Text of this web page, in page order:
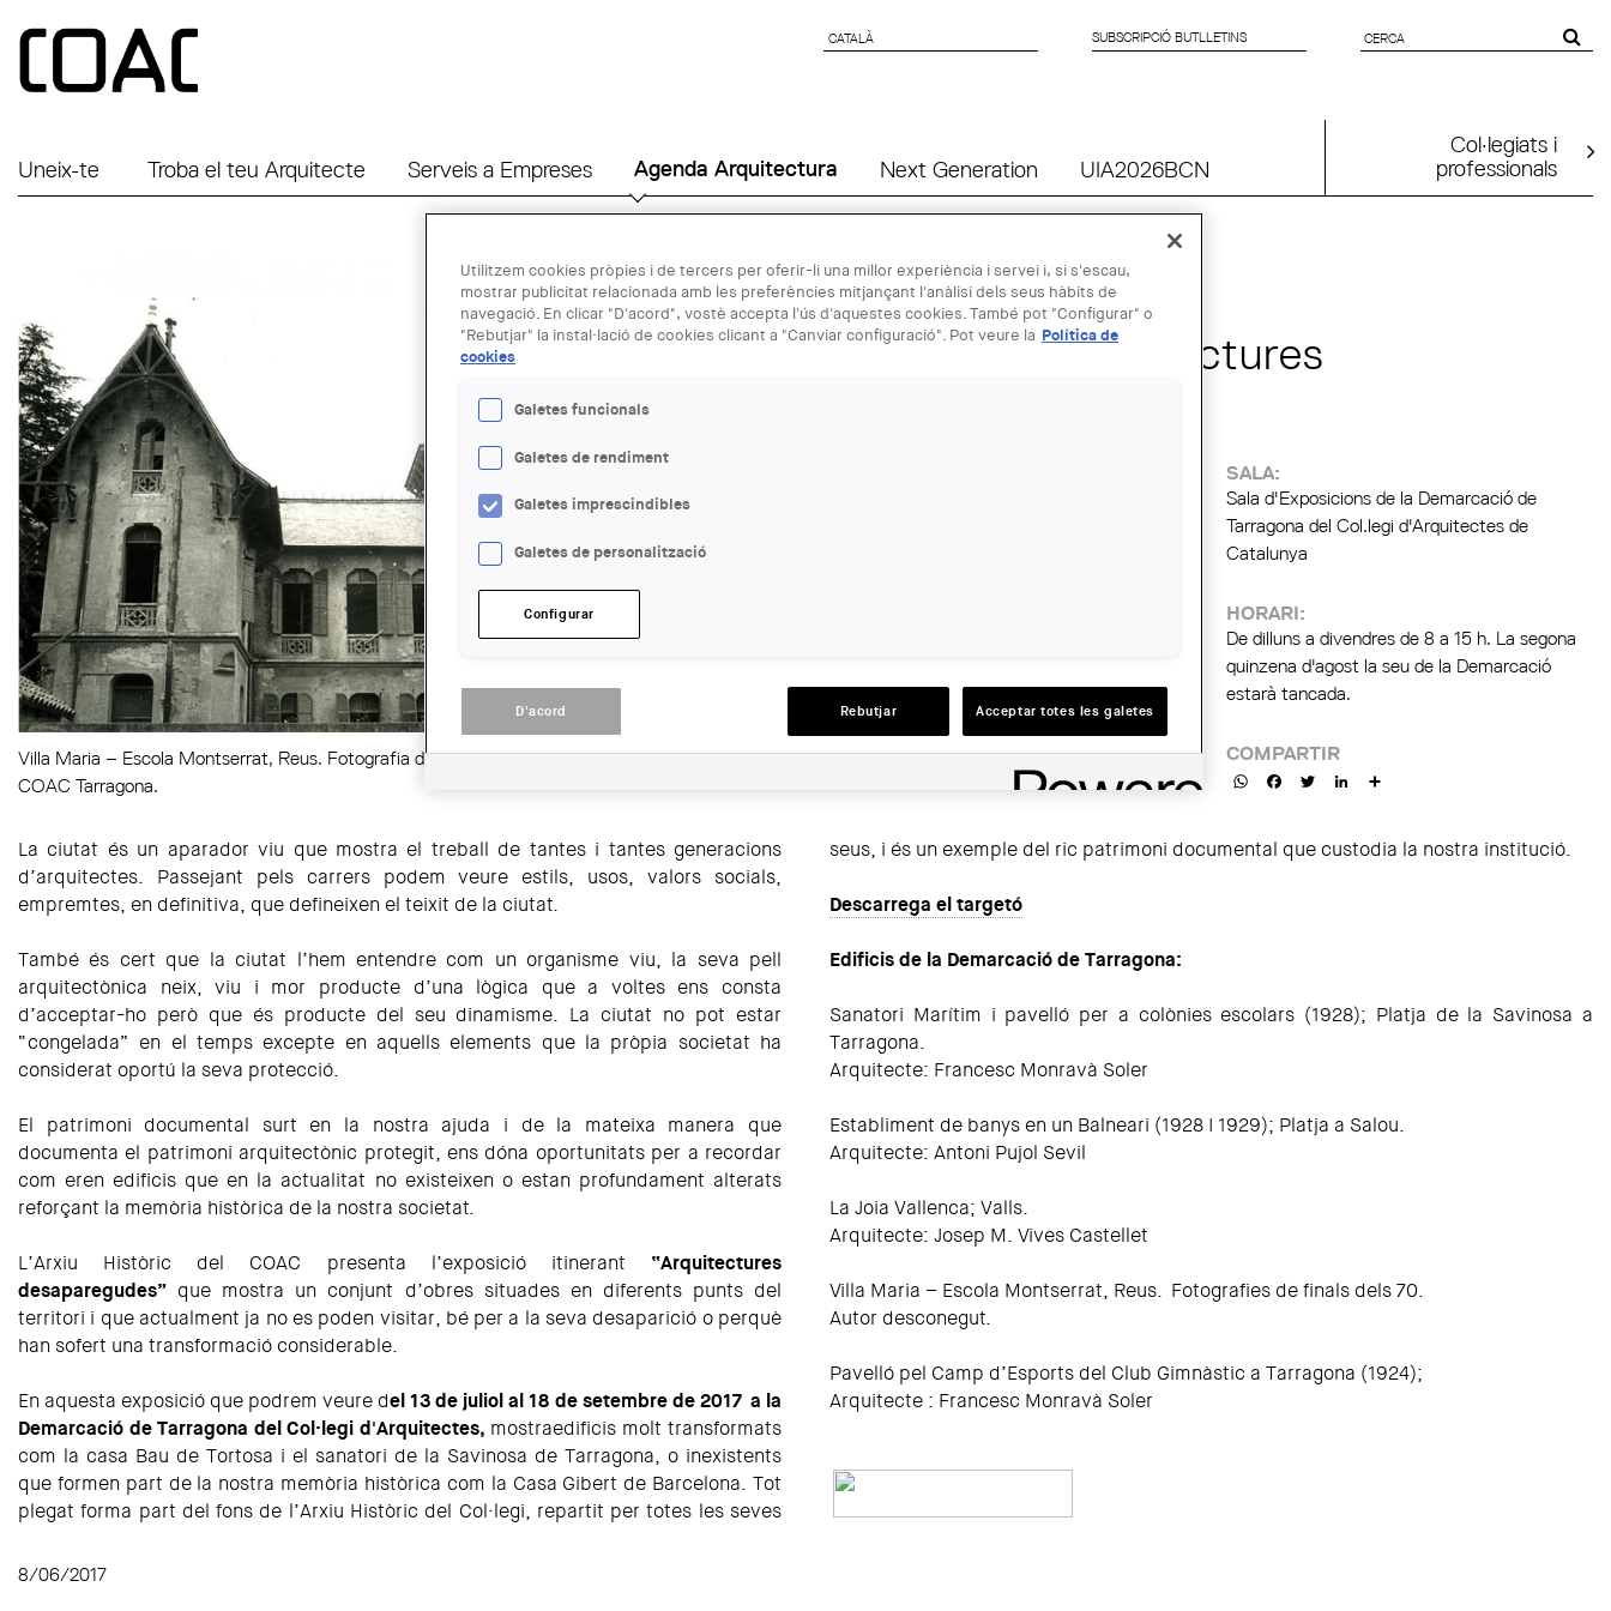
CATALÀ
CATALÀ SUBSCRIPCIÓ BUTLLETINS
DE CERCA
Uneix-te Troba el teu Arquitecte Serveis a Empreses Agenda Arquitectura Next Generation UIA2026BCN
Col·legiats i
professionals
Villa Maria – Escola Montserrat, Reus. Fotografia de finals dels 70. Autor desconegut. Arxiu
COAC Tarragona.
13 JUL - 18 SET
Exposició: "Arquitectures
SALA:
Sala d'Exposicions de la Demarcació de
Tarragona del Col.legi d'Arquitectes de
Catalunya
HORARI:
De dilluns a divendres de 8 a 15 h. La segona
quinzena d'agost la seu de la Demarcació
estarà tancada.
COMPARTIR
WhatsAppFacebookTwitterLinkedIn
La ciutat és un aparador viu que mostra el treball de tantes i tantes generacions
d’arquitectes. Passejant pels carrers podem veure estils, usos, valors socials,
empremtes, en definitiva, que defineixen el teixit de la ciutat.
També és cert que la ciutat l’hem entendre com un organisme viu, la seva pell
arquitectònica neix, viu i mor producte d’una lògica que a voltes ens consta
d’acceptar-ho però que és producte del seu dinamisme. La ciutat no pot estar
“congelada” en el temps excepte en aquells elements que la pròpia societat ha
considerat oportú la seva protecció.
El patrimoni documental surt en la nostra ajuda i de la mateixa manera que
documenta el patrimoni arquitectònic protegit, ens dóna oportunitats per a recordar
com eren edificis que en la actualitat no existeixen o estan profundament alterats
reforçant la memòria històrica de la nostra societat.
L’Arxiu Històric del COAC presenta l’exposició itinerant “Arquitectures
desaparegudes” que mostra un conjunt d’obres situades en diferents punts del
territori i que actualment ja no es poden visitar, bé per a la seva desaparició o perquè
han sofert una transformació considerable.
En aquesta exposició que podrem veure del 13 de juliol al 18 de setembre de 2017 a la
Demarcació de Tarragona del Col·legi d'Arquitectes, mostraedificis molt transformats
com la casa Bau de Tortosa i el sanatori de la Savinosa de Tarragona, o inexistents
que formen part de la nostra memòria històrica com la Casa Gibert de Barcelona. Tot
plegat forma part del fons de l’Arxiu Històric del Col·legi, repartit per totes les seves
seus, i és un exemple del ric patrimoni documental que custodia la nostra institució.
Descarrega el targetó
Edificis de la Demarcació de Tarragona:
Sanatori Marítim i pavelló per a colònies escolars (1928); Platja de la Savinosa a
Tarragona.
Arquitecte: Francesc Monravà Soler
Establiment de banys en un Balneari (1928 I 1929); Platja a Salou.
Arquitecte: Antoni Pujol Sevil
La Joia Vallenca; Valls.
Arquitecte: Josep M. Vives Castellet
Villa Maria – Escola Montserrat, Reus. Fotografies de finals dels 70.
Autor desconegut.
Pavelló pel Camp d’Esports del Club Gimnàstic a Tarragona (1924);
Arquitecte : Francesc Monravà Soler
8/06/2017
Utilitzem cookies pròpies i de tercers per oferir-li una millor experiència i servei i, si s'escau,
mostrar publicitat relacionada amb les preferències mitjançant l'anàlisi dels seus hàbits de
navegació. En clicar "D'acord", vostè accepta l'ús d'aquestes cookies. També pot "Configurar" o
"Rebutjar" la instal·lació de cookies clicant a "Canviar configuració". Pot veure la Política de
cookies
Galetes funcionals
Galetes de rendiment
Galetes imprescindibles
Galetes de personalització
Configurar
D'acord Rebutjar Acceptar totes les galetes